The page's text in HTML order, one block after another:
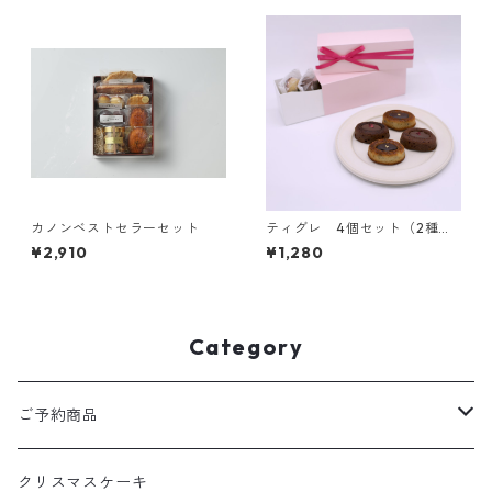
カノンベストセラーセット
¥2,910
ティグレ 4個セット（2種各2
個）
¥1,280
Category
ご予約商品
クリスマスケーキ
クリスマスケーキ